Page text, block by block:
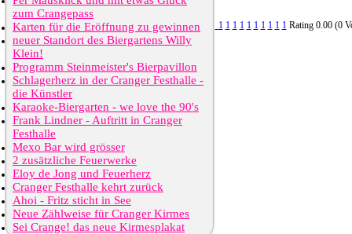
1 1 1 1 1 1 1 1 1 1 Rating 0.00 (0
zum Crangepass
Karten für die Eröffnung zu gewinnen
neuer Standort des Biergartens Willy
Klein!
Programm Steinmeister's Bierpavillon
Schlagerherz in der Cranger Festhalle -
die Künstler
Karaoke-Biergarten - we love the 90's
Frank Lindner - Auftritt in Cranger
Festhalle
Mexo Bar wird grösser
2 zusätzliche Feuerwerke
Eloy de Jong und Feuerherz
Cranger Festhalle kehrt zurück
Ahoi - Fritz sticht in See
Neue Zählweise für Cranger Kirmes
Sei Crange! das neue Kirmesplakat